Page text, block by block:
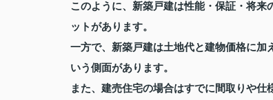
このように、新築戸建は性能・保証・将
ットがあります。
一方で、新築戸建は土地代と建物価格に
いう側面があります。
また、建売住宅の場合はすでに間取りや